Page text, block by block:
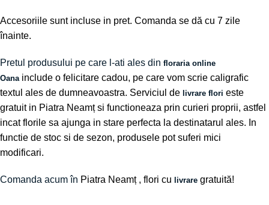
Accesoriile sunt incluse in pret. Comanda se dă cu 7 zile
înainte.
Pretul produsului pe care l-ati ales din floraria online
Oana include o felicitare cadou, pe care vom scrie caligrafic
textul ales de dumneavoastra. Serviciul de livrare flori este
gratuit in Piatra Neamț si functioneaza prin curieri proprii, astfel
incat florile sa ajunga in stare perfecta la destinatarul ales. In
functie de stoc si de sezon, produsele pot suferi mici
modificari.
Comanda acum în Piatra Neamț, flori cu livrare gratuită!